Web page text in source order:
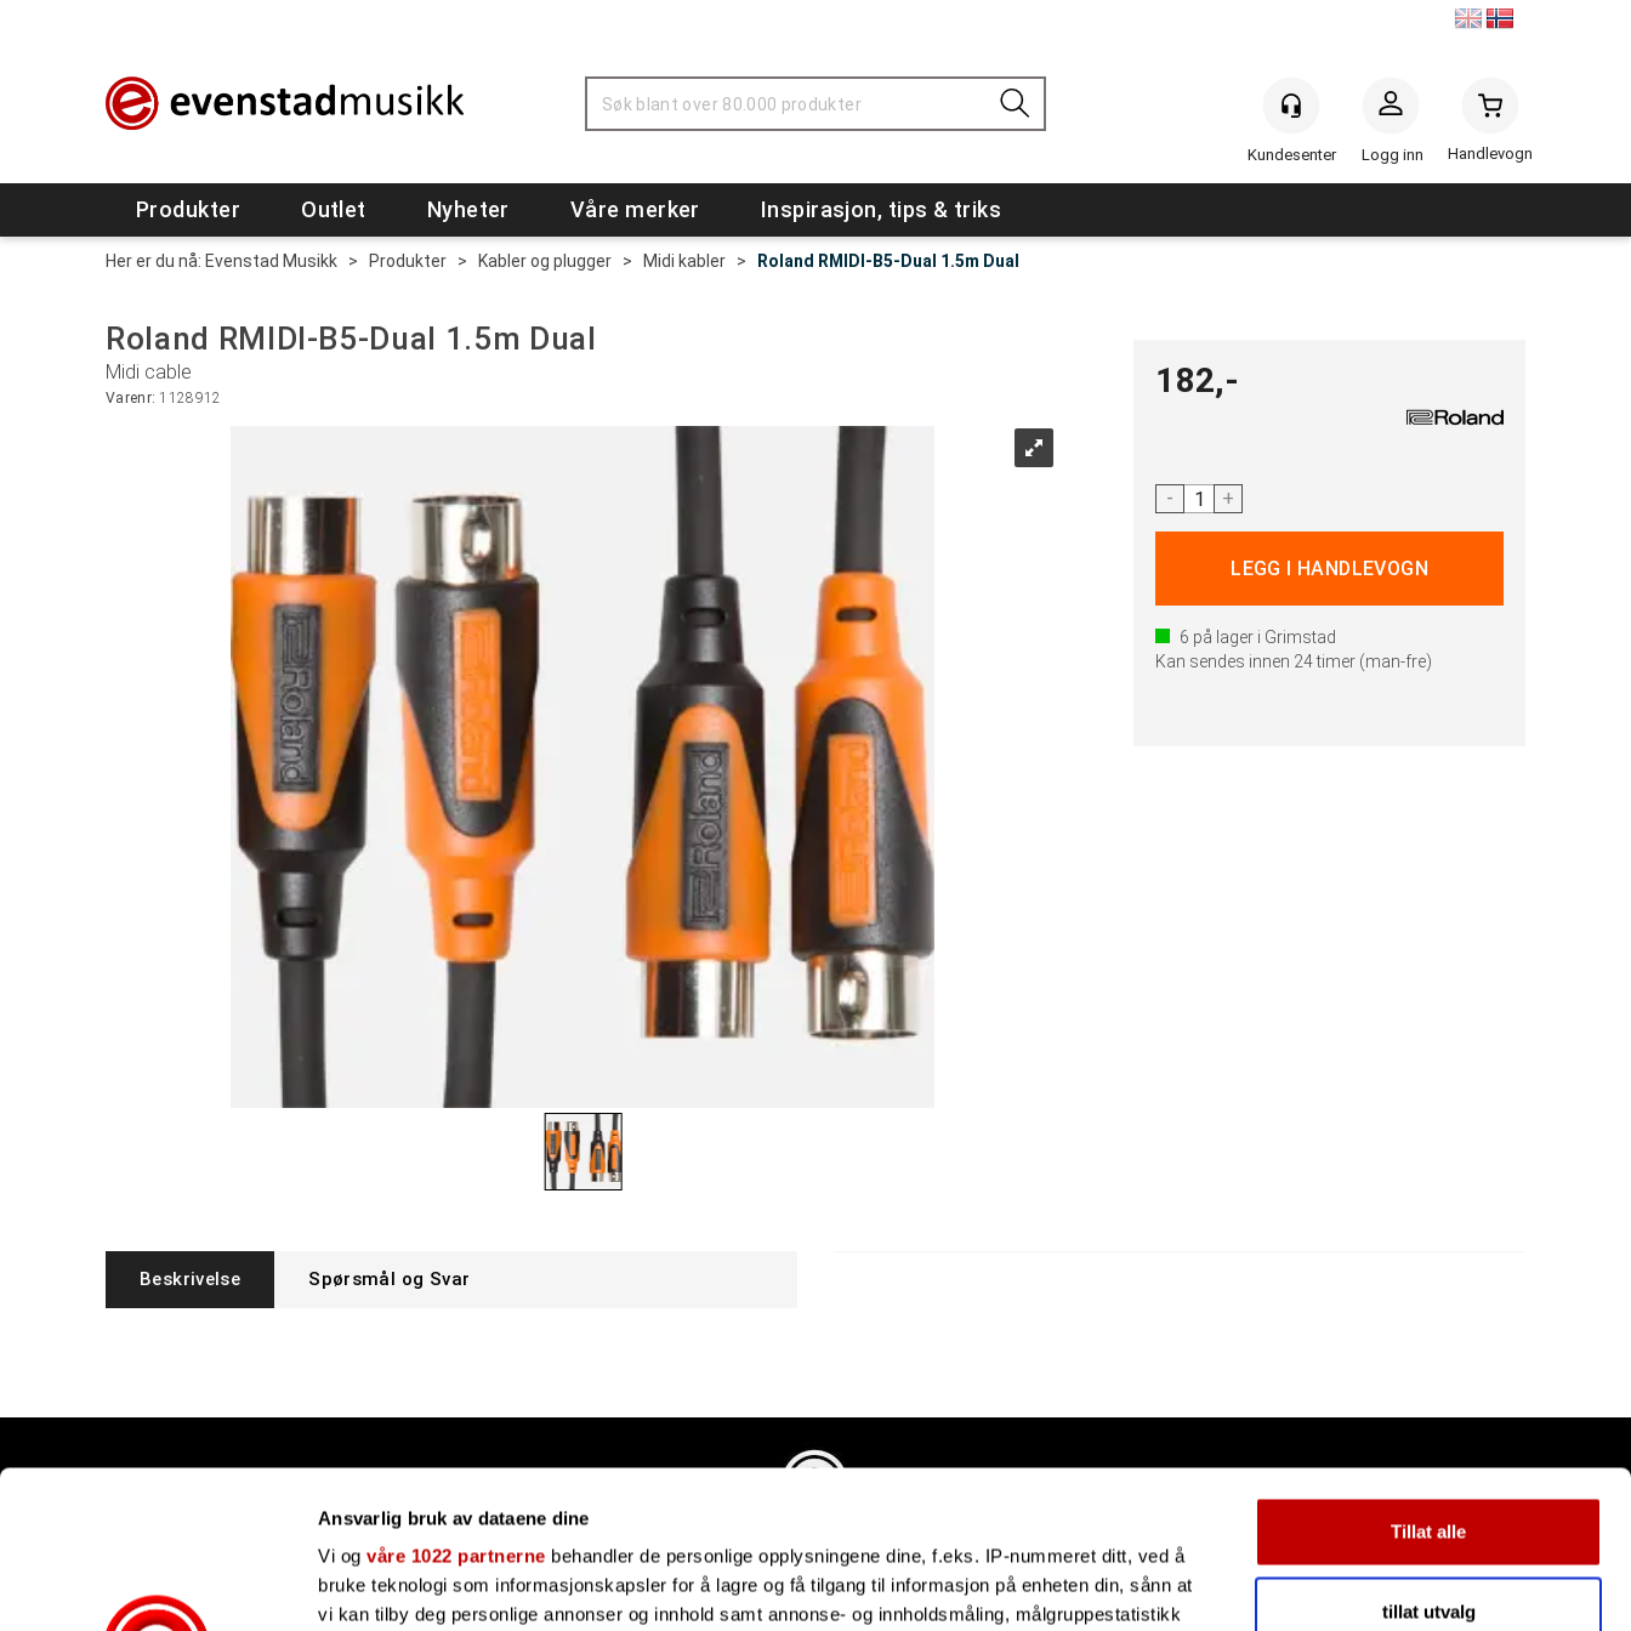
Ansvarlig bruk av dataene dine
Vi ogvåre 1022 partnerne behandler de personlige opplysningene dine, f.eks. IP-nummeret ditt, ved å
bruke teknologi som informasjonskapsler for å lagre og få tilgang til informasjon på enheten din, sånn at
vi kan tilby deg personlige annonser og innhold samt annonse- og innholdsmåling, målgruppestatistikk
Tillat alle
tillat utvalg
Logg inn Handlevogn
Produkter Outlet Nyheter Våre merker Inspirasjon, tips & triks
Her er du nå: Evenstad Musikk > Produkter > Kabler og plugger > Midi kabler > Roland RMIDI-B5-Dual 1.5m Dual
Roland RMIDI-B5-Dual 1.5m Dual
Midi cable
Varenr:1128912 182,-
- +
6 på lager i Grimstad
Kan sendes innen 24 timer (man-fre)
Beskrivelse Spørsmål og Svar
Bli forhandler
Ofte stilte spørsmål
Industriveien 4
4879 Grimstad